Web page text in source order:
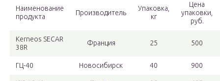
Наименование
продукта
Производитель
Упаковка,
кг
Цена
упаковки,
руб.
Kerneos SECAR
38R
Франция 25 500
ГЦ-40 Новосибирск 40 900